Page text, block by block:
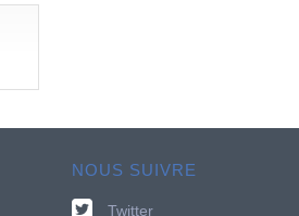
NOUS SUIVRE
Twitter